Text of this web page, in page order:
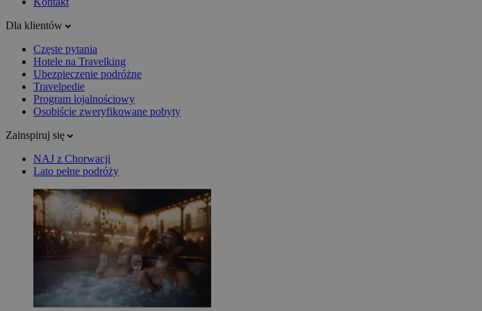
Dla klientów
Częste pytania
Hotele na Travelking
Ubezpieczenie podróżne
Travelpedie
Program lojalnościowy
Osobiście zweryfikowane pobyty
Zainspiruj się
NAJ z Chorwacji
Lato pełne podróży